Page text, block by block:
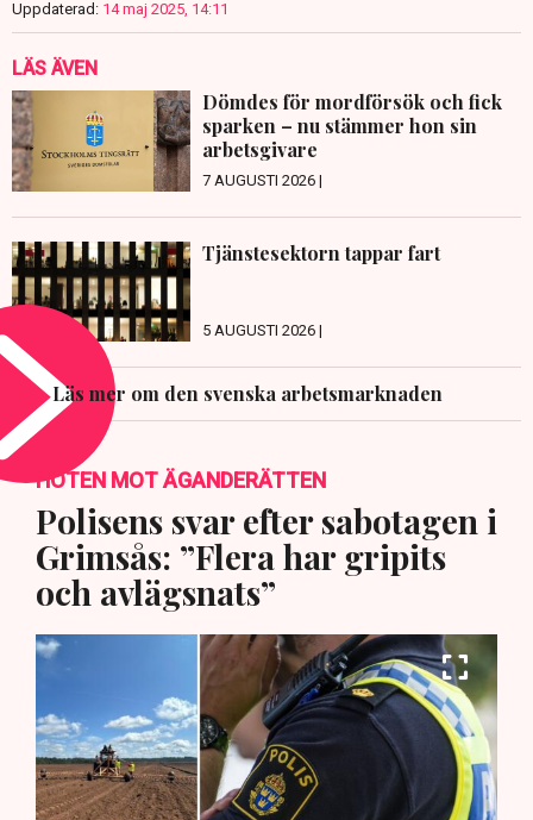
Uppdaterad: 14 maj 2025, 14:11
LÄS ÄVEN
Dömdes för mordförsök och fick
sparken – nu stämmer hon sin
arbetsgivare
7 AUGUSTI 2026 |
Tjänstesektorn tappar fart
5 AUGUSTI 2026 |
Läs mer om den svenska arbetsmarknaden
HOTEN MOT ÄGANDERÄTTEN
Polisens svar efter sabotagen i
Grimsås: ”Flera har gripits
och avlägsnats”